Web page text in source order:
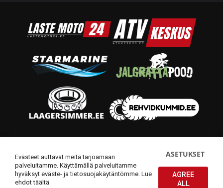
Evästeet auttavat meitä tarjoamaan
palveluitamme. Käyttämällä palveluitamme
hyväksyt eväste- ja tietosuojakäytäntömme.Lue
ehdot täältä
ASETUKSET
AGREE
ALL